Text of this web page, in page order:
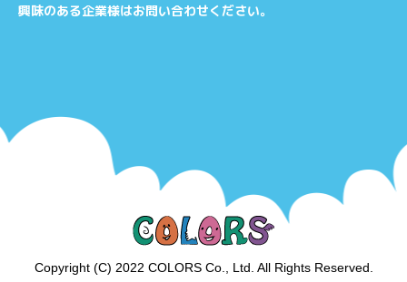
興味のある企業様はお問い合わせください。
Copyright (C) 2022 COLORS Co., Ltd. All Rights Reserved.